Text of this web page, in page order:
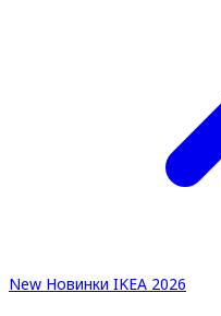
New Новинки IKEA 2026